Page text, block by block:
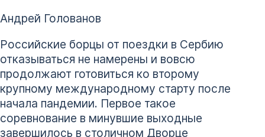
Андрей Голованов
Российские борцы от поездки в Сербию
отказываться не намерены и вовсю
продолжают готовиться ко второму
крупному международному старту после
начала пандемии. Первое такое
соревнование в минувшие выходные
завершилось в столичном Дворце